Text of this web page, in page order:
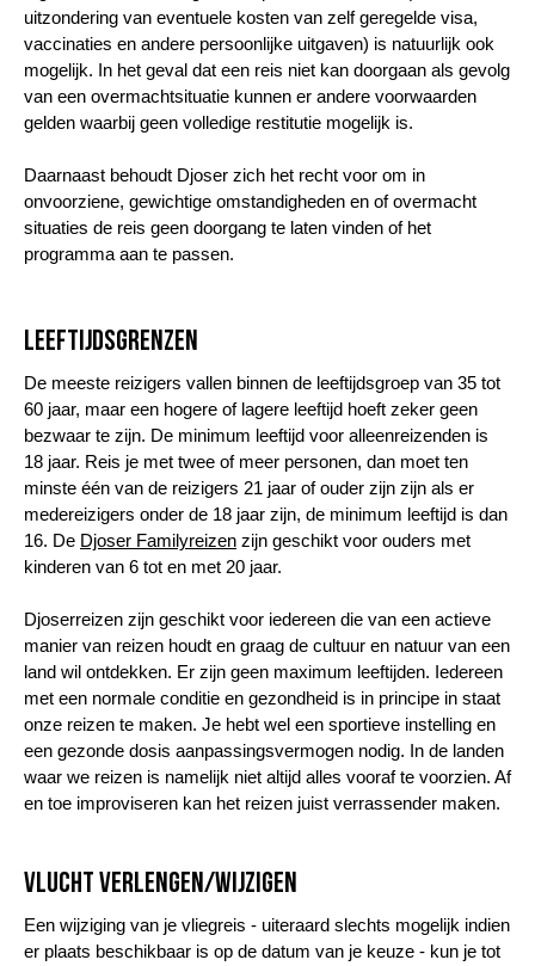
uitzondering van eventuele kosten van zelf geregelde visa,
vaccinaties en andere persoonlijke uitgaven) is natuurlijk ook
mogelijk. In het geval dat een reis niet kan doorgaan als gevolg
van een overmachtsituatie kunnen er andere voorwaarden
gelden waarbij geen volledige restitutie mogelijk is.
Daarnaast behoudt Djoser zich het recht voor om in
onvoorziene, gewichtige omstandigheden en of overmacht
situaties de reis geen doorgang te laten vinden of het
programma aan te passen.
Leeftijdsgrenzen
De meeste reizigers vallen binnen de leeftijdsgroep van 35 tot
60 jaar, maar een hogere of lagere leeftijd hoeft zeker geen
bezwaar te zijn. De minimum leeftijd voor alleenreizenden is
18 jaar. Reis je met twee of meer personen, dan moet ten
minste één van de reizigers 21 jaar of ouder zijn zijn als er
medereizigers onder de 18 jaar zijn, de minimum leeftijd is dan
16. De Djoser Familyreizen zijn geschikt voor ouders met
kinderen van 6 tot en met 20 jaar.
Djoserreizen zijn geschikt voor iedereen die van een actieve
manier van reizen houdt en graag de cultuur en natuur van een
land wil ontdekken. Er zijn geen maximum leeftijden. Iedereen
met een normale conditie en gezondheid is in principe in staat
onze reizen te maken. Je hebt wel een sportieve instelling en
een gezonde dosis aanpassingsvermogen nodig. In de landen
waar we reizen is namelijk niet altijd alles vooraf te voorzien. Af
en toe improviseren kan het reizen juist verrassender maken.
Vlucht verlengen/wijzigen
Een wijziging van je vliegreis - uiteraard slechts mogelijk indien
er plaats beschikbaar is op de datum van je keuze - kun je tot